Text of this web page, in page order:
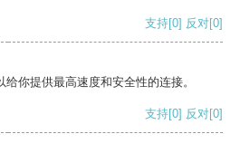
支持[0] 反对[0]
你提供最高速度和安全性的连接。
支持[0] 反对[0]